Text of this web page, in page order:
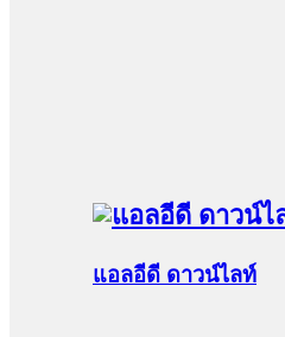
แอลอีดี ดาวน์ไลท์